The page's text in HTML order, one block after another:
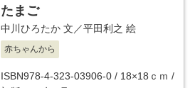
たまご
中川ひろたか 文／平田利之 絵
赤ちゃんから
ISBN978-4-323-03906-0 / 18×18ｃｍ /